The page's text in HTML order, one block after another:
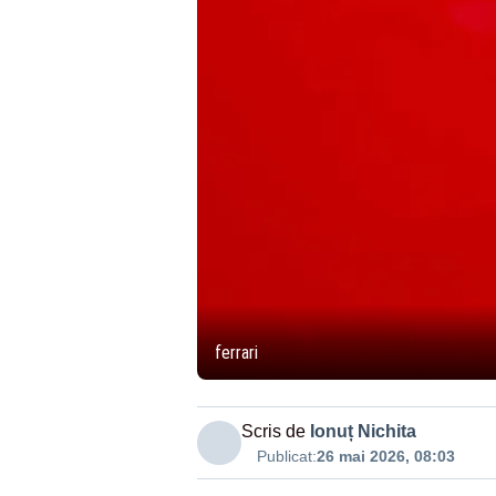
ferrari
Scris de Ionuț Nichita
Publicat:26 mai 2026, 08:03